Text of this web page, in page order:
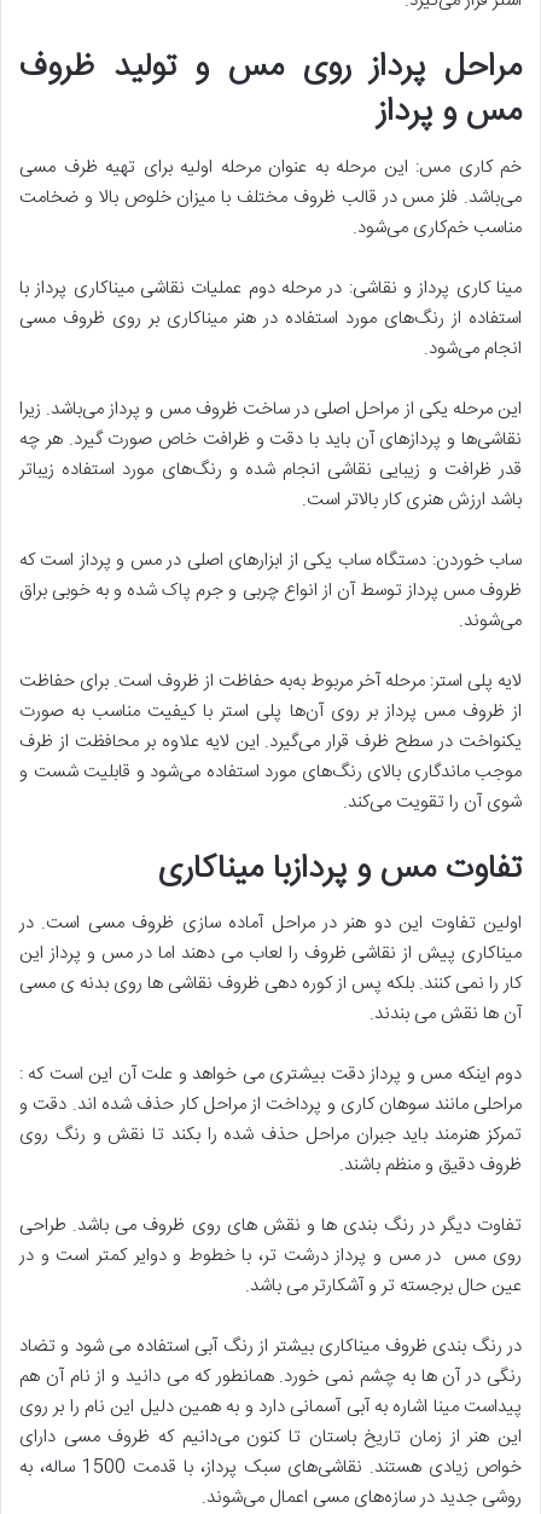
مراحل پرداز روی مس و تولید ظروف
مس و پرداز
خم کاری مس: این مرحله به عنوان مرحله اولیه برای تهیه ظرف مسی
می‌باشد. فلز مس در قالب ظروف مختلف با میزان خلوص بالا و ضخامت
مناسب خم‌کاری می‌شود.
مینا کاری پرداز و نقاشی: در مرحله دوم عملیات نقاشی میناکاری پرداز با
استفاده از رنگ‌های مورد استفاده در هنر میناکاری بر روی ظروف مسی
انجام می‌شود.
این مرحله یکی از مراحل اصلی در ساخت ظروف مس و پرداز می‌باشد. زیرا
نقاشی‌ها و پردازهای آن باید با دقت و ظرافت خاص صورت گیرد. هر چه
قدر ظرافت و زیبایی نقاشی انجام شده و رنگ‌های مورد استفاده زیباتر
باشد ارزش هنری کار بالاتر است.
ساب خوردن: دستگاه ساب یکی از ابزارهای اصلی در مس و پرداز است که
ظروف مس پرداز توسط آن از انواع چربی و جرم پاک شده و به خوبی براق
می‌شوند.
لایه پلی استر: مرحله آخر مربوط به‌به حفاظت از ظروف است. برای حفاظت
از ظروف مس پرداز بر روی آن‌ها پلی استر با کیفیت مناسب به صورت
یکنواخت در سطح ظرف قرار می‌گیرد. این لایه علاوه بر محافظت از ظرف
موجب ماندگاری بالای رنگ‌های مورد استفاده می‌شود و قابلیت شست و
شوی آن را تقویت می‌کند.
تفاوت مس و پردازبا میناکاری
اولین تفاوت این دو هنر در مراحل آماده سازی ظروف مسی است. در
میناکاری پیش از نقاشی ظروف را لعاب می دهند اما در مس و پرداز این
کار را نمی کنند. بلکه پس از کوره دهی ظروف نقاشی ها روی بدنه ی مسی
آن ها نقش می بندند.
دوم اینکه مس و پرداز دقت بیشتری می خواهد و علت آن این است که :
مراحلی مانند سوهان کاری و پرداخت از مراحل کار حذف شده اند. دقت و
تمرکز هنرمند باید جبران مراحل حذف شده را بکند تا نقش و رنگ روی
ظروف دقیق و منظم باشند.
تفاوت دیگر در رنگ بندی ها و نقش های روی ظروف می باشد. طراحی
روی مس در مس و پرداز درشت تر، با خطوط و دوایر کمتر است و در
عین حال برجسته تر و آشکارتر می باشد.
در رنگ بندی ظروف میناکاری بیشتر از رنگ آبی استفاده می شود و تضاد
رنگی در آن ها به چشم نمی خورد. همانطور که می دانید و از نام آن هم
پیداست مینا اشاره به آبی آسمانی دارد و به همین دلیل این نام را بر روی
این هنر از زمان تاریخ باستان تا کنون می‌دانیم که ظروف مسی دارای
خواص زیادی هستند. نقاشی‌های سبک پرداز، با قدمت 1500 ساله، به
روشی جدید در سازه‌های مسی اعمال می‌شوند.